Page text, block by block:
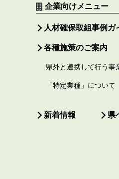
企業向けメニュー
人材確保取組事例ガ
各種施策のご案内
県外と連携して行う事
「特定業種」について
新着情報 県